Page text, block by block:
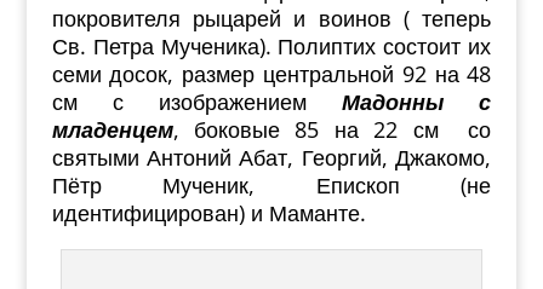
покровителя рыцарей и воинов ( теперь
Св. Петра Мученика). Полиптих состоит их
семи досок, размер центральной 92 на 48
см с изображениемМадонны с
младенцем, боковые 85 на 22 см со
святыми Антоний Абат, Георгий, Джакомо,
Пётр Мученик, Епископ (не
идентифицирован) и Маманте.